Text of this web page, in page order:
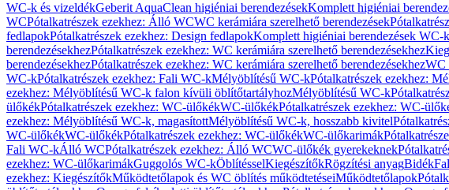
WC-k és vizeldékGeberit AquaClean higiéniai berendezésekKomplett higiéniai
WCPótalkatrészek ezekhez: Álló WCWC kerámiára szerelhető berendezések
fedlapokPótalkatrészek ezekhez: Design fedlapokKomplett higiéniai berendezések WC-
berendezésekhezPótalkatrészek ezekhez: WC kerámiára szerelhető berendezésekhez
berendezésekhezPótalkatrészek ezekhez: WC kerámiára szerelhető berendezésekhezWC
WC-kPótalkatrészek ezekhez: Fali WC-kMélyöblítésű WC-kPótalkatrészek ezekhez:
ezekhez: Mélyöblítésű WC-k falon kívüli öblítőtartályhozMélyöblítésű WC-k
ülőkékPótalkatrészek ezekhez: WC-ülőkékWC-ülőkékPótalkatrészek ezekhez: WC-
ezekhez: Mélyöblítésű WC-k, magasítottMélyöblítésű WC-k, hosszabb kivitel
WC-ülőkékWC-ülőkékPótalkatrészek ezekhez: WC-ülőkékWC-ülőkarimák
Fali WC-kÁlló WCPótalkatrészek ezekhez: Álló WCWC-ülőkék gyerekeknek
ezekhez: WC-ülőkarimákGuggolós WC-kÖblítésselKiegészítőkRögzítési anyagBidék
ezekhez: KiegészítőkMűködtetőlapok és WC öblítés működtetéseiMűködtetőlapok